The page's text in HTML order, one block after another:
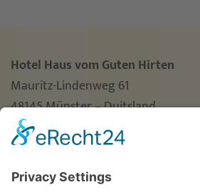
Hotel Haus vom Guten Hirten
Mauritz-Lindenweg 61
48145 Münster – Duitsland
Telefon+49 251 3787-0
Telefax +49 251 3787-460
hotel@guterhirte.de